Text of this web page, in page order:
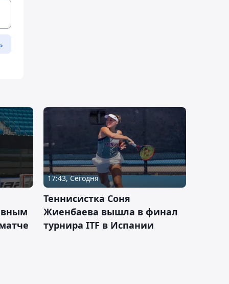
17:43, Сегодня
Теннисистка Соня
Жиенбаева вышла в финал
турнира ITF в Испании